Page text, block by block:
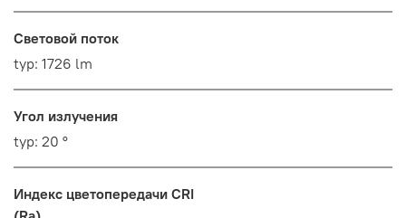
Световой поток
typ: 1726 lm
Угол излучения
typ: 20 °
Индекс цветопередачи CRI